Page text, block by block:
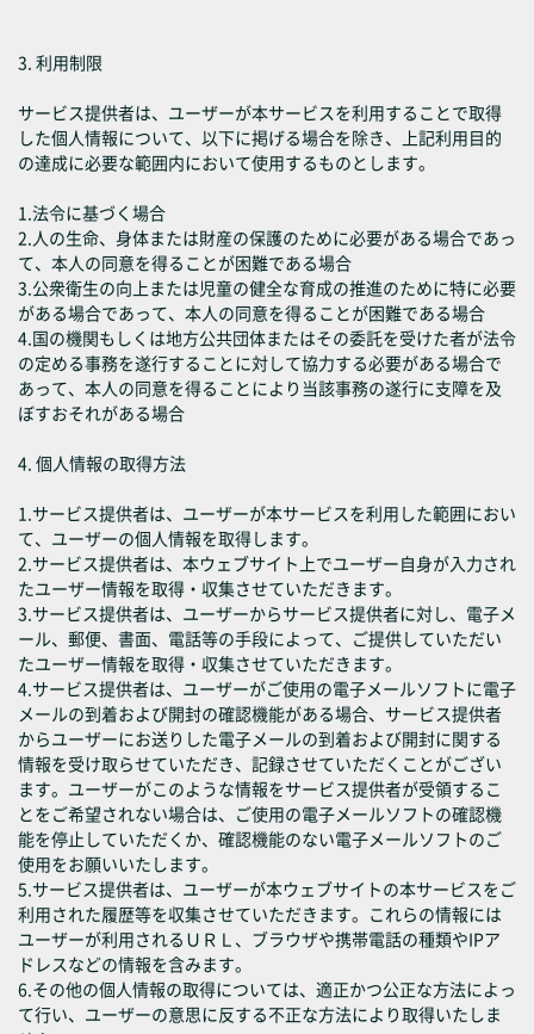
3. 利用制限
サービス提供者は、ユーザーが本サービスを利用することで取得
した個人情報について、以下に掲げる場合を除き、上記利用目的
の達成に必要な範囲内において使用するものとします。
1.法令に基づく場合
2.人の生命、身体または財産の保護のために必要がある場合であっ
て、本人の同意を得ることが困難である場合
3.公衆衛生の向上または児童の健全な育成の推進のために特に必要
がある場合であって、本人の同意を得ることが困難である場合
4.国の機関もしくは地方公共団体またはその委託を受けた者が法令
の定める事務を遂行することに対して協力する必要がある場合で
あって、本人の同意を得ることにより当該事務の遂行に支障を及
ぼすおそれがある場合
4. 個人情報の取得方法
1.サービス提供者は、ユーザーが本サービスを利用した範囲におい
て、ユーザーの個人情報を取得します。
2.サービス提供者は、本ウェブサイト上でユーザー自身が入力され
たユーザー情報を取得・収集させていただきます。
3.サービス提供者は、ユーザーからサービス提供者に対し、電子メ
ール、郵便、書面、電話等の手段によって、ご提供していただい
たユーザー情報を取得・収集させていただきます。
4.サービス提供者は、ユーザーがご使用の電子メールソフトに電子
メールの到着および開封の確認機能がある場合、サービス提供者
からユーザーにお送りした電子メールの到着および開封に関する
情報を受け取らせていただき、記録させていただくことがござい
ます。ユーザーがこのような情報をサービス提供者が受領するこ
とをご希望されない場合は、ご使用の電子メールソフトの確認機
能を停止していただくか、確認機能のない電子メールソフトのご
使用をお願いいたします。
5.サービス提供者は、ユーザーが本ウェブサイトの本サービスをご
利用された履歴等を収集させていただきます。これらの情報には
ユーザーが利用されるＵＲＬ、ブラウザや携帯電話の種類やIPア
ドレスなどの情報を含みます。
6.その他の個人情報の取得については、適正かつ公正な方法によっ
て行い、ユーザーの意思に反する不正な方法により取得いたしま